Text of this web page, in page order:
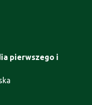
pierwszego i